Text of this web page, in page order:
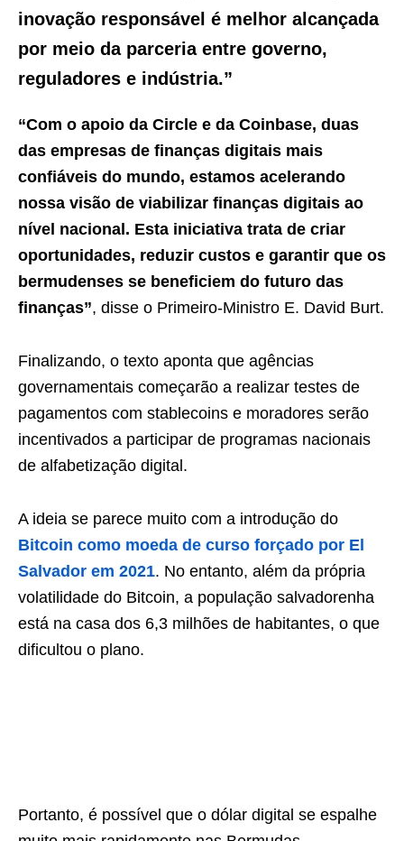
inovação responsável é melhor alcançada
por meio da parceria entre governo,
reguladores e indústria.”
“Com o apoio da Circle e da Coinbase, duas
das empresas de finanças digitais mais
confiáveis do mundo, estamos acelerando
nossa visão de viabilizar finanças digitais ao
nível nacional. Esta iniciativa trata de criar
oportunidades, reduzir custos e garantir que os
bermudenses se beneficiem do futuro das
finanças”, disse o Primeiro-Ministro E. David Burt.
Finalizando, o texto aponta que agências
governamentais começarão a realizar testes de
pagamentos com stablecoins e moradores serão
incentivados a participar de programas nacionais
de alfabetização digital.
A ideia se parece muito com a introdução do
Bitcoin como moeda de curso forçado por El
Salvador em 2021. No entanto, além da própria
volatilidade do Bitcoin, a população salvadorenha
está na casa dos 6,3 milhões de habitantes, o que
dificultou o plano.
Portanto, é possível que o dólar digital se espalhe